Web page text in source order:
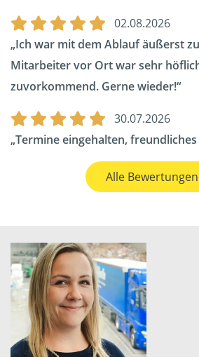
02.08.2026
Ich war mit dem Ablauf äußerst
Mitarbeiter vor Ort war sehr
zuvorkommend. Gerne wieder!
30.07.2026
Termine eingehalten,
Alle Bewertungen